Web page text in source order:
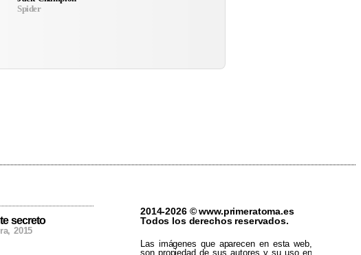
Spider
secreto
,2015
2014-2026 © www.primeratoma.es
Todos los derechos reservados.
Las imágenes que aparecen en esta web,
son propiedad de sus autores y su uso en